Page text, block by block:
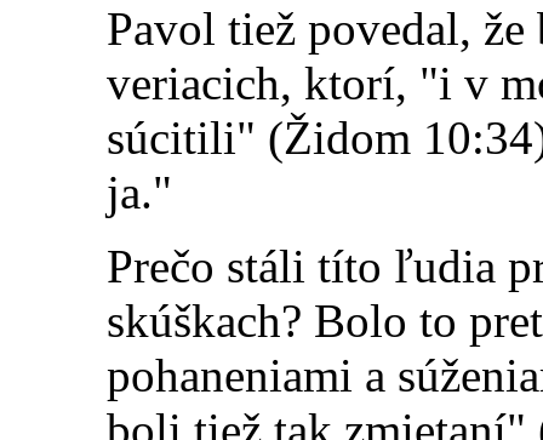
Pavol tiež povedal,
veriacich, ktorí, "i v
súcitili" (Židom
ja."
Prečo stáli títo ľudia
skúškach? Bolo to
pohaneniami a